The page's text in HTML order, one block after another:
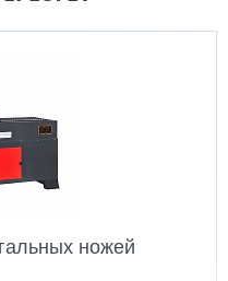
ножей